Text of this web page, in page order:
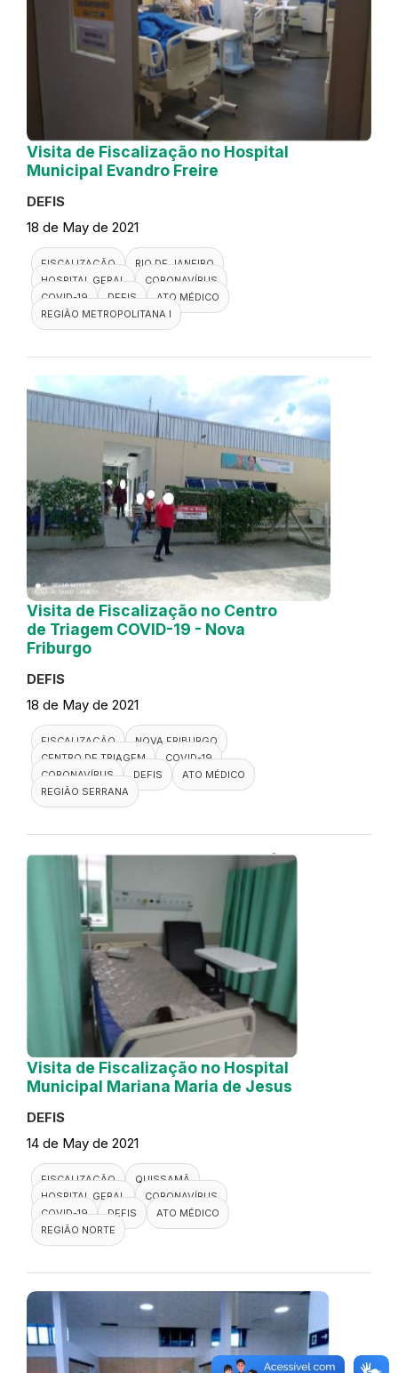
Visita de Fiscalização no Hospital
Municipal Evandro Freire
DEFIS
18 de May de 2021
FISCALIZAÇÃO
RIO DE JANEIRO
HOSPITAL GERAL
CORONAVÍRUS
COVID-19
DEFIS
ATO MÉDICO
REGIÃO METROPOLITANA I
Visita de Fiscalização no Centro
de Triagem COVID-19 - Nova
Friburgo
DEFIS
18 de May de 2021
FISCALIZAÇÃO
NOVA FRIBURGO
CENTRO DE TRIAGEM
COVID-19
CORONAVÍRUS
DEFIS
ATO MÉDICO
REGIÃO SERRANA
Visita de Fiscalização no Hospital
Municipal Mariana Maria de Jesus
DEFIS
14 de May de 2021
FISCALIZAÇÃO
QUISSAMÃ
HOSPITAL GERAL
CORONAVÍRUS
COVID-19
DEFIS
ATO MÉDICO
REGIÃO NORTE